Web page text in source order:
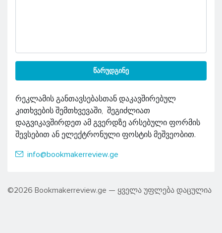
ᲬᲐᲠᲣᲓᲒᲘᲜᲔ
რეკლამის განთავსებასთან დაკავშირებულ
კითხვების შემთხვევაში, შეგიძლიათ
დაგვიკავშირდეთ ამ გვერდზე არსებული ფორმის
შევსებით ან ელექტრონული ფოსტის მეშვეობით.
info@bookmakerreview.ge
©2026 Bookmakerreview.ge — ყველა უფლება დაცულია